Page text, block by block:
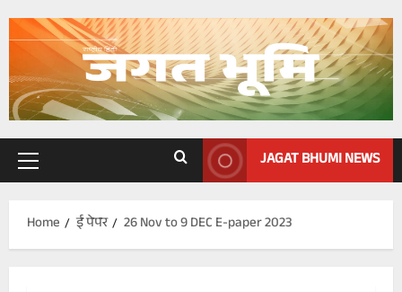
Primary
JAGAT BHUMI NEWS
Home ई पेपर 26 Nov to 9 DEC E-paper 2023